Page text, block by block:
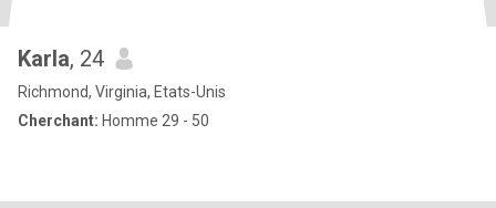
Karla, 24
Richmond, Virginia, Etats-Unis
Cherchant: Homme 29 - 50